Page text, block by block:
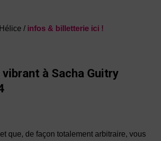
/ infos & billetterie ici !
vibrant à Sacha Guitry
que, de façon totalement arbitraire, vous